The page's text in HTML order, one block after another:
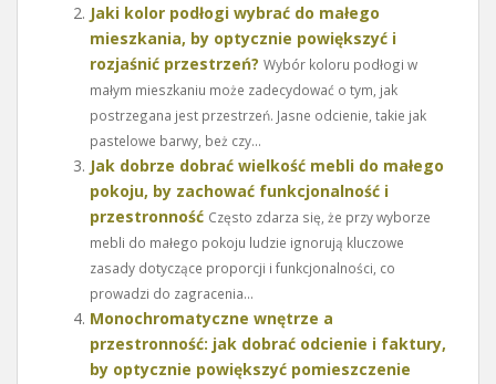
Jaki kolor podłogi wybrać do małego
mieszkania, by optycznie powiększyć i
rozjaśnić przestrzeń? Wybór koloru podłogi w
małym mieszkaniu może zadecydować o tym, jak
postrzegana jest przestrzeń. Jasne odcienie, takie jak
pastelowe barwy, beż czy...
Jak dobrze dobrać wielkość mebli do małego
pokoju, by zachować funkcjonalność i
przestronność Często zdarza się, że przy wyborze
mebli do małego pokoju ludzie ignorują kluczowe
zasady dotyczące proporcji i funkcjonalności, co
prowadzi do zagracenia...
Monochromatyczne wnętrze a
przestronność: jak dobrać odcienie i faktury,
by optycznie powiększyć pomieszczenie